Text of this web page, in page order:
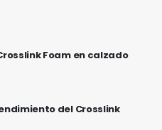
Foam en calzado
del Crosslink